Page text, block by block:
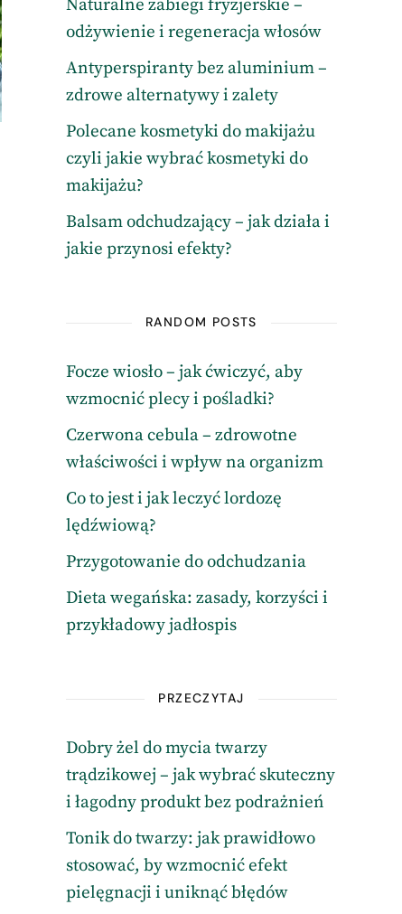
Naturalne zabiegi fryzjerskie –
odżywienie i regeneracja włosów
Antyperspiranty bez aluminium –
zdrowe alternatywy i zalety
Polecane kosmetyki do makijażu
czyli jakie wybrać kosmetyki do
makijażu?
Balsam odchudzający – jak działa i
jakie przynosi efekty?
RANDOM POSTS
Focze wiosło – jak ćwiczyć, aby
wzmocnić plecy i pośladki?
Czerwona cebula – zdrowotne
właściwości i wpływ na organizm
Co to jest i jak leczyć lordozę
lędźwiową?
Przygotowanie do odchudzania
Dieta wegańska: zasady, korzyści i
przykładowy jadłospis
PRZECZYTAJ
Dobry żel do mycia twarzy
trądzikowej – jak wybrać skuteczny
i łagodny produkt bez podrażnień
Tonik do twarzy: jak prawidłowo
stosować, by wzmocnić efekt
pielęgnacji i uniknąć błędów